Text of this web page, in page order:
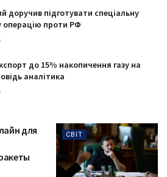
доручив підготувати спеціальну
операцію проти РФ
до 15% накопичення газу на
аналітика
СВІТ
для